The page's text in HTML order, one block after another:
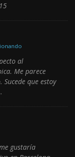
al
Me parece
que estoy
gustaría